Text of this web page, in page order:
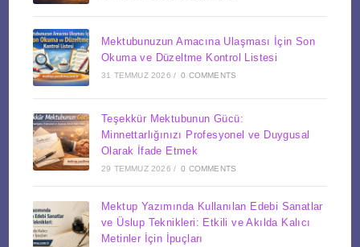
Mektubunuzun Amacına Ulaşması İçin Son
Okuma ve Düzeltme Kontrol Listesi
31 TEMMUZ 2026 / 0 COMMENTS
Teşekkür Mektubunun Gücü:
Minnettarlığınızı Profesyonel ve Duygusal
Olarak İfade Etmek
29 TEMMUZ 2026 / 0 COMMENTS
Mektup Yazımında Kullanılan Edebi Sanatlar
ve Üslup Teknikleri: Etkili ve Akılda Kalıcı
Metinler İçin İpuçları